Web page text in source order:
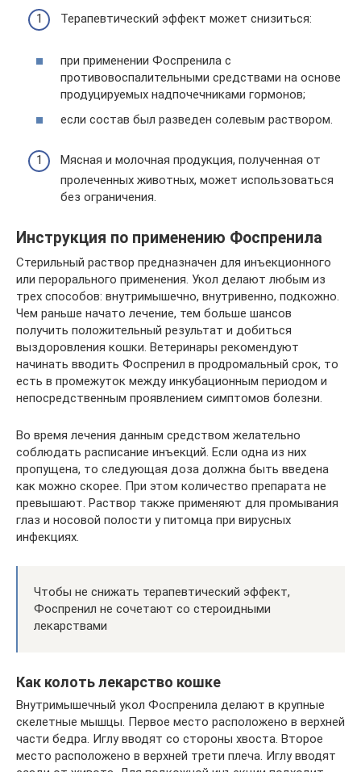
Терапевтический эффект может снизиться:
при применении Фоспренила с
противовоспалительными средствами на основе
продуцируемых надпочечниками гормонов;
если состав был разведен солевым раствором.
Мясная и молочная продукция, полученная от
пролеченных животных, может использоваться
без ограничения.
Инструкция по применению Фоспренила
Стерильный раствор предназначен для инъекционного
или перорального применения. Укол делают любым из
трех способов: внутримышечно, внутривенно, подкожно.
Чем раньше начато лечение, тем больше шансов
получить положительный результат и добиться
выздоровления кошки. Ветеринары рекомендуют
начинать вводить Фоспренил в продромальный срок, то
есть в промежуток между инкубационным периодом и
непосредственным проявлением симптомов болезни.
Во время лечения данным средством желательно
соблюдать расписание инъекций. Если одна из них
пропущена, то следующая доза должна быть введена
как можно скорее. При этом количество препарата не
превышают. Раствор также применяют для промывания
глаз и носовой полости у питомца при вирусных
инфекциях.
Чтобы не снижать терапевтический эффект,
Фоспренил не сочетают со стероидными
лекарствами
Как колоть лекарство кошке
Внутримышечный укол Фоспренила делают в крупные
скелетные мышцы. Первое место расположено в верхней
части бедра. Иглу вводят со стороны хвоста. Второе
место расположено в верхней трети плеча. Иглу вводят